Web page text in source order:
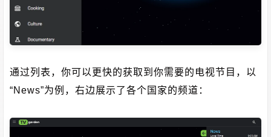
通过列表，你可以更快的获取到你需要的电视节目，以
“News”为例，右边展示了各个国家的频道：